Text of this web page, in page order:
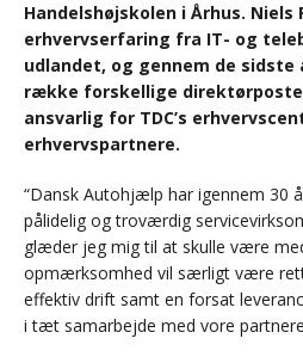
Handelshøjskolen i Århus.
erhvervserfaring fra IT- og
udlandet, og gennem de sidste
række forskellige
ansvarlig for TDC’s
erhvervspartnere.
“Dansk Autohjælp har igennem 30
pålidelig og troværdig
glæder jeg mig til at skulle være
opmærksomhed vil særligt være
effektiv drift samt en forsat
i tæt samarbejde med vore